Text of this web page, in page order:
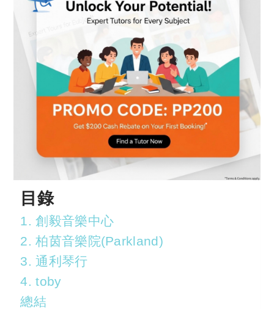
目錄
1. 創毅音樂中心
2. 柏茵音樂院(Parkland)
3. 通利琴行
4. toby
總結